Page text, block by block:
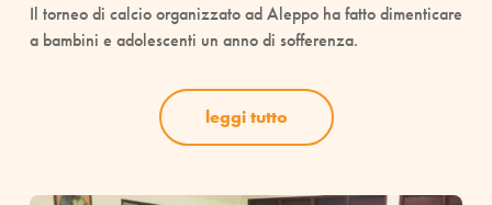
Il torneo di calcio organizzato ad Aleppo ha fatto dimenticare
a bambini e adolescenti un anno di sofferenza.
leggi tutto